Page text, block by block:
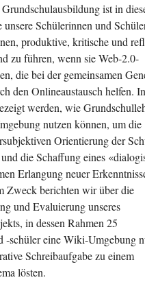
ist in
Schülerinnen und
produktive, kritische und
zu führen, wenn sie Web-2.0-
die bei der gemeinsamen
den Onlineaustausch helfen.
werden, wie
nutzen können, um die
Orientierung der
die Schaffung eines
Erlangung neuer
Zweck berichten wir über die
und Evaluierung unseres
in dessen Rahmen 25
‑schüler eine Wiki-Umgebung
Schreibaufgabe zu einem
lösten.